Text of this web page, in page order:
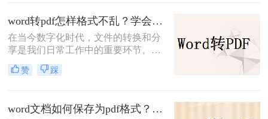
和技巧。下面一起看看word转pdf怎样
保持原大小吧。
word转pdf怎样格式不乱？学会这二招，文件排版不用愁！
在当今数字化时代，文件的转换和分
享是我们日常工作中的重要环节。
Word作为最常用的文档编辑软件之
一，常常需要将文件转换为PDF格
题，导致阅读的困难和不便。那么，
赞 踩
word文档如何保存为pdf格式？分享三个简单方法！